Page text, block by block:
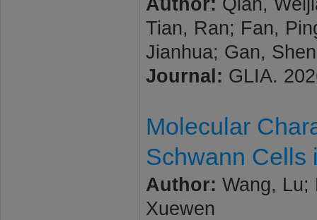
Author: Qian,
Tian, Ran; Fan,
Jianhua; Gan,
Journal: GLIA.
Molecular
Schwann Cells
Author: Wang, Lu;
Xuewen